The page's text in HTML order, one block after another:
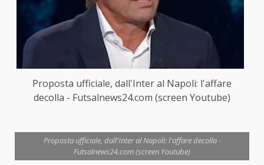
Proposta ufficiale, dall'Inter al Napoli: l'affare
decolla - Futsalnews24.com (screen Youtube)
Proposta ufficiale, dall'Inter al Napoli: l'affare decolla -
Futsalnews24.com (screen Youtube)